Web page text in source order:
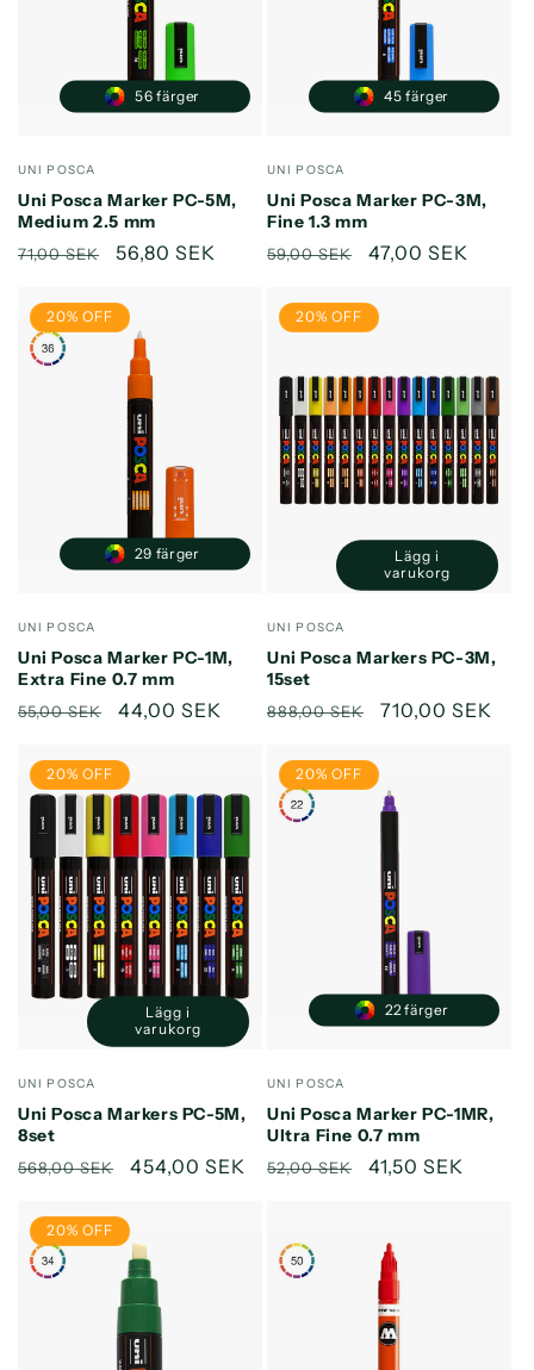
:
Säljare:
UNI POSCA
Uni Posca Marker PC-5M,
Medium 2.5 mm
Ordinarie
71,00 SEK Försäljningspris
56,80 SEK
56 färger
Säljare:
UNI POSCA
Uni Posca Marker PC-3M,
Fine 1.3 mm
Ordinarie
59,00 SEK Försäljningspris
47,00 SEK
45 färger
20% OFF
Säljare:
UNI POSCA
Uni Posca Marker PC-1M,
Extra Fine 0.7 mm
Ordinarie
55,00 SEK Försäljningspris
44,00 SEK
29 färger
20% OFF
Säljare:
UNI POSCA
Uni Posca Markers PC-3M,
15set
Ordinarie
888,00 SEK 710,00 SEK
Minska
kvantitet
Default
Title
Öka
kvantitet
Title
Lägg i
varukorg
20% OFF
Säljare:
UNI POSCA
Uni Posca Markers PC-5M,
8set
Ordinarie
568,00 SEK Försäljningspris
454,00 SEK
Minska
kvantitet
Default
Title
Öka
kvantitet
Title
Lägg i
varukorg
20% OFF
Säljare:
UNI POSCA
Uni Posca Marker PC-1MR,
Ultra Fine 0.7 mm
Ordinarie
52,00 SEK Försäljningspris
41,50 SEK
22 färger
20% OFF